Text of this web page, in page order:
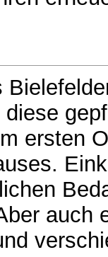
ersten
auch